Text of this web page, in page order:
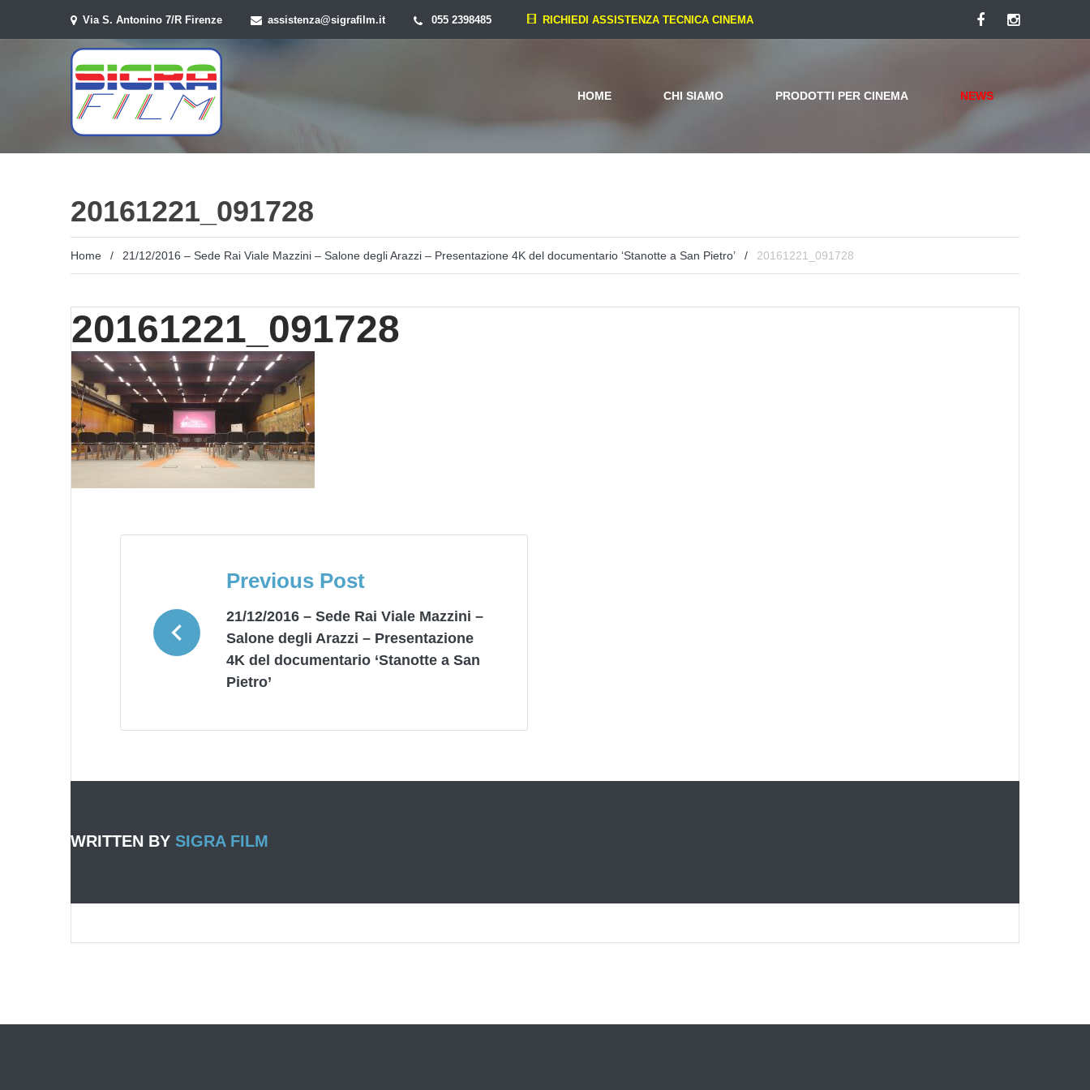
Via S. Antonino 7/R Firenze assistenza@sigrafilm.it 055 2398485 RICHIEDI ASSISTENZA TECNICA CINEMA
FacebookInstagram
HOME CHI SIAMO PRODOTTI PER CINEMA NEWS
20161221_091728
Home / 21/12/2016 – Sede Rai Viale Mazzini – Salone degli Arazzi – Presentazione 4K del documentario ‘Stanotte a San Pietro’ / 20161221_091728
20161221_091728
NAVIGAZIONE
ARTICOLI
Previous Post
21/12/2016 – Sede Rai Viale Mazzini –
Salone degli Arazzi – Presentazione
4K del documentario ‘Stanotte a San
Pietro’
WRITTEN BY SIGRA FILM